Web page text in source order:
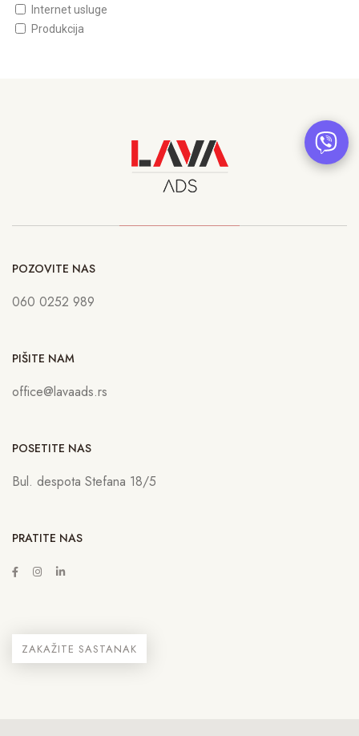
Internet usluge
Produkcija
POZOVITE NAS
060 0252 989
PIŠITE NAM
office@lavaads.rs
POSETITE NAS
Bul. despota Stefana 18/5
PRATITE NAS
ZAKAŽITE SASTANAK